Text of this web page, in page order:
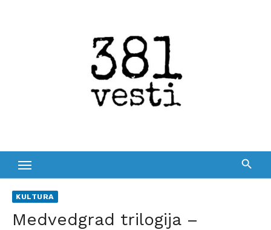
KULTURA
Medvedgrad trilogija –